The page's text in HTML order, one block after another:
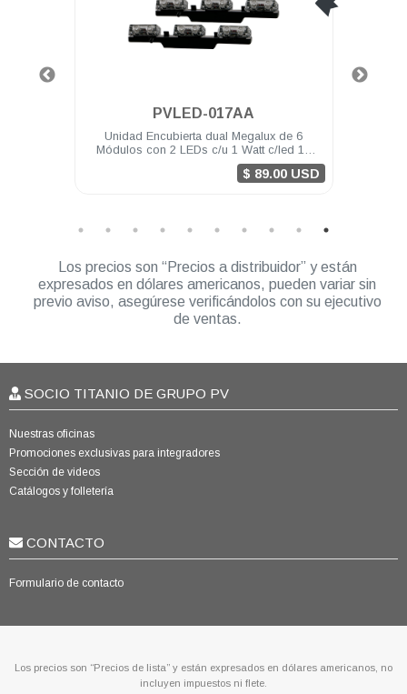
PVLED-017AA
Unidad Encubierta dual Megalux de 6
Módulos con 2 LEDs c/u 1 Watt c/led 12
VDC color Ámbar/Ámbar
$ 89.00 USD
Los precios son “Precios a distribuidor” y están
expresados en dólares americanos, pueden variar sin
previo aviso, asegúrese verificándolos con su ejecutivo
de ventas.
SOCIO TITANIO DE GRUPO PV
Nuestras oficinas
Promociones exclusivas para integradores
Sección de videos
Catálogos y folletería
CONTACTO
Formulario de contacto
Los precios son “Precios de lista” y están expresados en dólares americanos, no
incluyen impuestos ni flete.